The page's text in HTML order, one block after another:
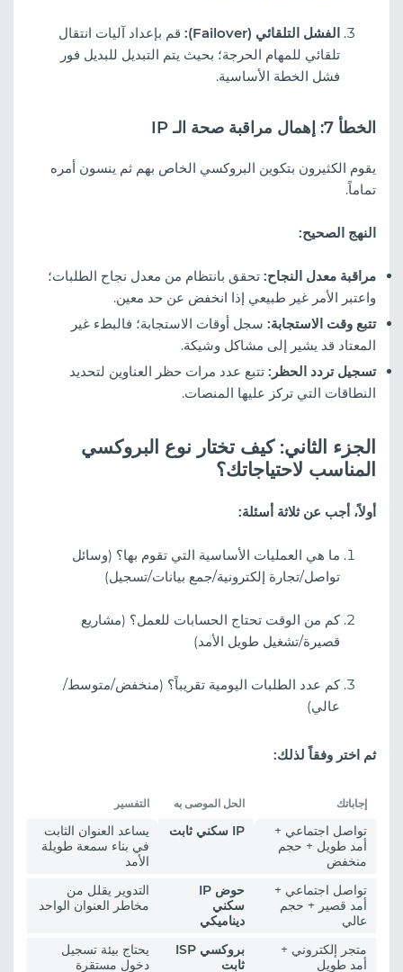
الفشل التلقائي (Failover):
قم بإعداد آليات انتقال
تلقائي للمهام الحرجة؛ بحيث يتم التبديل للبديل فور
فشل الخطة الأساسية.
الخطأ 7: إهمال مراقبة صحة الـ IP
يقوم الكثيرون بتكوين البروكسي الخاص بهم ثم ينسون أمره
تماماً.
النهج الصحيح:
مراقبة معدل النجاح: تحقق بانتظام من معدل نجاح الطلبات؛
واعتبر الأمر غير طبيعي إذا انخفض عن حد معين.
تتبع وقت الاستجابة: سجل أوقات الاستجابة؛ فالبطء غير
المعتاد قد يشير إلى مشاكل وشيكة.
تسجيل تردد الحظر: تتبع عدد مرات حظر العناوين لتحديد
النطاقات التي تركز عليها المنصات.
الجزء الثاني: كيف تختار نوع البروكسي
المناسب لاحتياجاتك؟
أولاً، أجب عن ثلاثة أسئلة:
ما هي العمليات الأساسية التي تقوم بها؟ (وسائل
تواصل/تجارة إلكترونية/جمع بيانات/تسجيل)
كم من الوقت تحتاج الحسابات للعمل؟ (مشاريع
قصيرة/تشغيل طويل الأمد)
كم عدد الطلبات اليومية تقريباً؟ (منخفض/متوسط/
عالي)
ثم اختر وفقاً لذلك:
إجاباتك الحل الموصى به التفسير
تواصل اجتماعي +
أمد طويل + حجم
منخفض
IP سكني ثابت
يساعد العنوان الثابت
في بناء سمعة طويلة
الأمد
تواصل اجتماعي +
أمد قصير + حجم
عالي
حوض IP
سكني
ديناميكي
التدوير يقلل من
مخاطر العنوان الواحد
متجر إلكتروني +
أمد طويل
بروكسي ISP
ثابت
يحتاج بيئة تسجيل
دخول مستقرة